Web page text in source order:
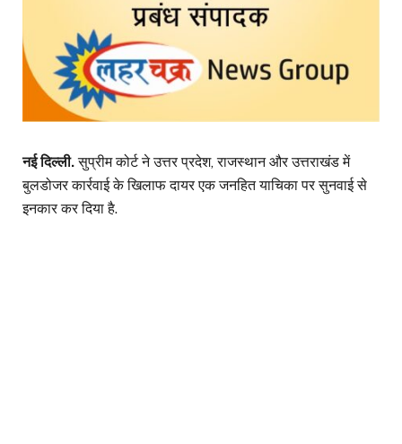
नई दिल्ली.सुप्रीम कोर्ट ने उत्तर प्रदेश, राजस्थान और उत्तराखंड में
बुलडोजर कार्रवाई के खिलाफ दायर एक जनहित याचिका पर सुनवाई से
इनकार कर दिया है.